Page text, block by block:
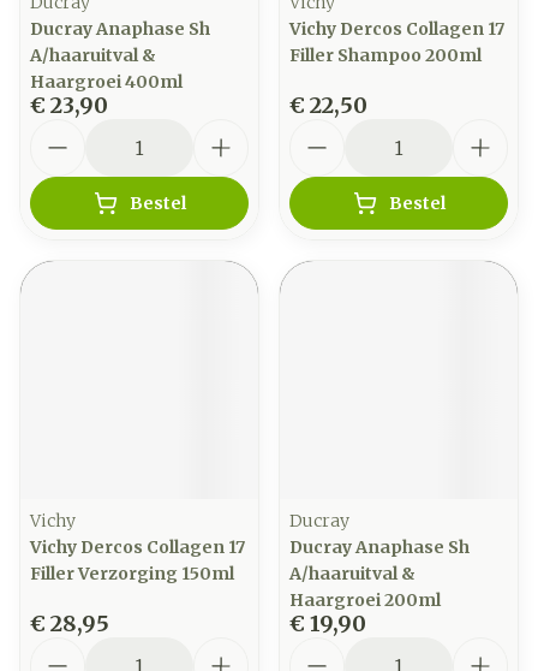
Ducray Anaphase Sh
A/haaruitval &
Haargroei 400ml
€ 23,90
Bestel
Vichy Dercos Collagen 17
Filler Shampoo 200ml
€ 22,50
Bestel
Vichy
Vichy Dercos Collagen 17
Filler Verzorging 150ml
€ 28,95
Ducray
Ducray Anaphase Sh
A/haaruitval &
Haargroei 200ml
€ 19,90